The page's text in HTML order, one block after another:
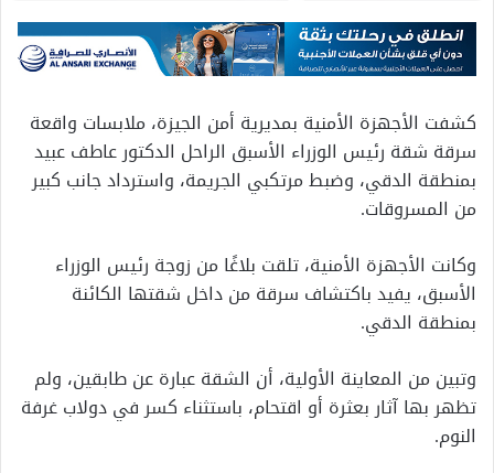
كشفت الأجهزة الأمنية بمديرية أمن الجيزة، ملابسات واقعة
سرقة شقة رئيس الوزراء الأسبق الراحل الدكتور عاطف عبيد
بمنطقة الدقي، وضبط مرتكبي الجريمة، واسترداد جانب كبير
من المسروقات.
وكانت الأجهزة الأمنية، تلقت بلاغًا من زوجة رئيس الوزراء
الأسبق، يفيد باكتشاف سرقة من داخل شقتها الكائنة
بمنطقة الدقي.
وتبين من المعاينة الأولية، أن الشقة عبارة عن طابقين، ولم
تظهر بها آثار بعثرة أو اقتحام، باستثناء كسر في دولاب غرفة
النوم.